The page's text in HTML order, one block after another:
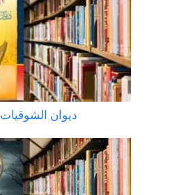
ديوان الشوقيات PDF